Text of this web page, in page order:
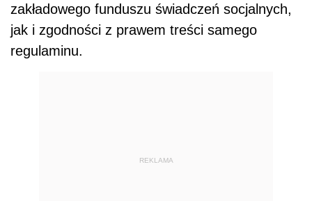
zakładowego funduszu świadczeń socjalnych,
jak i zgodności z prawem treści samego
regulaminu.
REKLAMA